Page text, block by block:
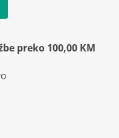
preko 100,00 KM